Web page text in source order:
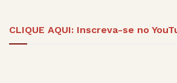
CLIQUE AQUI: Inscreva-se no